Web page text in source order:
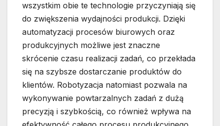
wszystkim obie te technologie przyczyniają się
do zwiększenia wydajności produkcji. Dzięki
automatyzacji procesów biurowych oraz
produkcyjnych możliwe jest znaczne
skrócenie czasu realizacji zadań, co przekłada
się na szybsze dostarczanie produktów do
klientów. Robotyzacja natomiast pozwala na
wykonywanie powtarzalnych zadań z dużą
precyzją i szybkością, co również wpływa na